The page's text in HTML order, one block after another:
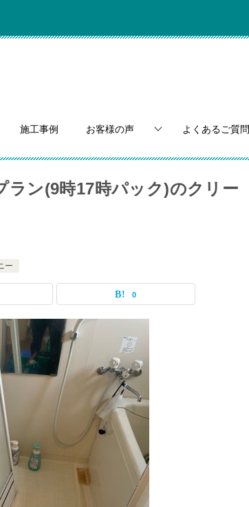
施工事例 お客様の声 よくあるご質問
ラン(9時17時パック)のクリー
ー
0